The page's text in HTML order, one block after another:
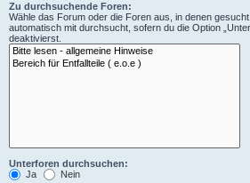
Zu durchsuchende Foren:
Wähle das Forum oder die Foren aus, in denen
automatisch mit durchsucht, sofern du die Option
deaktivierst.
Unterforen durchsuchen:
Ja
Nein